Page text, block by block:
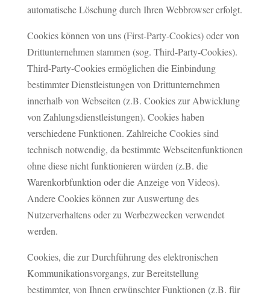
automatische Löschung durch Ihren Webbrowser erfolgt.
Cookies können von uns (First-Party-Cookies) oder von
Drittunternehmen stammen (sog. Third-Party-Cookies).
Third-Party-Cookies ermöglichen die Einbindung
bestimmter Dienstleistungen von Drittunternehmen
innerhalb von Webseiten (z.B. Cookies zur Abwicklung
von Zahlungsdienstleistungen). Cookies haben
verschiedene Funktionen. Zahlreiche Cookies sind
technisch notwendig, da bestimmte Webseitenfunktionen
ohne diese nicht funktionieren würden (z.B. die
Warenkorbfunktion oder die Anzeige von Videos).
Andere Cookies können zur Auswertung des
Nutzerverhaltens oder zu Werbezwecken verwendet
werden.
Cookies, die zur Durchführung des elektronischen
Kommunikationsvorgangs, zur Bereitstellung
bestimmter, von Ihnen erwünschter Funktionen (z.B. für